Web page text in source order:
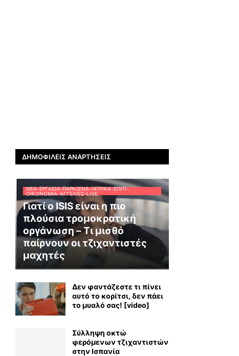
ΔΗΜΟΦΙΛΕΊΣ ΑΝΑΡΤΉΣΕΙΣ
ΝΈΑ-ΕΡΓΑΣΊΑ-ΠΑΡΆΞΕΝΑ-ΙΑΤΡΙΚΆ-ΣΠΊΤΙ-
ΟΙΚΟΝΟΜΊΑ-ΑΓΓΕΛΊΕΣ-LIVE
Γιατί ο ISIS είναι η πιο
πλούσια τρομοκρατική
οργάνωση – Τι μισθό
παίρνουν οι τζιχαντιστές
μαχητές
Δεν φαντάζεστε τι πίνει
αυτό το κορίτσι, δεν πάει
το μυαλό σας! [video]
Σύλληψη οκτώ
φερόμενων τζιχαντιστών
στην Ισπανία